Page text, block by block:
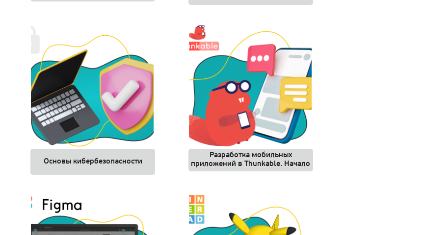
Основы кибербезопасности
Разработка мобильных
приложений в Thunkable. Начало